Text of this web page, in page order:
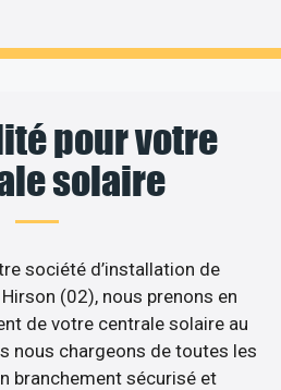
pour votre
solaire
société d’installation de
(02), nous prenons en
de votre centrale solaire au
nous chargeons de toutes les
branchement sécurisé et